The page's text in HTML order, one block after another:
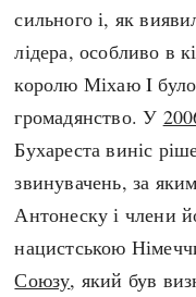
сильного і, як
лідера, особливо в
королю Міхаю I
громадянство. У
Бухареста виніс
звинувачень, за
Антонеску і члени
нацистською
Союзу, який був